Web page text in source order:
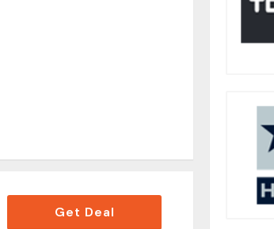
Get Deal